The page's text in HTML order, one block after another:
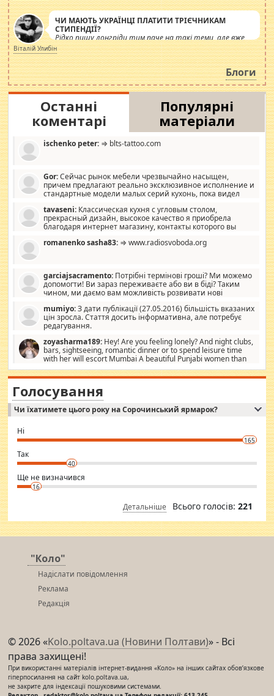
ЧИ МАЮТЬ УКРАЇНЦІ ПЛАТИТИ ТРІЄЧНИКАМ
СТИПЕНДІЇ?
Рідко пишу лонгріди тим паче на такі теми, але вже
просто дістало! Обурюють сьогоднішні інсенуації
навколо стипендіального питання. Штучно
роздувається ще одна соціальна катастрофа.
Віталій Улибін
Блоги
Останні
коментарі
Популярні
матеріали
ischenko peter: ⇒ blts-tattoo.com
Gor:Сейчас рынок мебели чрезвычайно насыщен,
причем предлагают реально эксклюзивное исполнение и
стандартные модели малых серий кухонь, пока видел
стандартные формы, в MebelOk, креативненько и что главное -
со вкусом все в порядке, без ненужных наворотов удорожающих
мебель, а это не последний фактор.
tavaseni: Классическая кухня с угловым столом,
прекрасный дизайн, высокое качество я приобрела
благодаря интернет магазину, контакты которого вы
romanenko sasha83: ⇒ www.radiosvoboda.org
garciajsacramento: Потрібні термінові гроші? Ми можемо
допомогти! Ви зараз переживаєте або ви в біді? Таким
чином, ми даємо вам можливість розвивати нові
допомагати людям, які намагаються дати їм шанс. Кожен
заслуговує на другий шанс, і, оскільки влада не зможе, вони
повинні приймати від інших. Для нас нема багато суми, і зрілість
витрат, а тільки узгоджених сум і нічого іншого. Не чекайте і не
коментуйте цей пост. Введіть суму, яку ви хочете подати, і ми
зв'яжемося з вами з усіма варіантами. зв'яжіться з нами
сьогодні на garciajsacramento@gmail.com Вам потрібні термінові
гроші? Ми можемо допомогти!
mumiyo:З дати публікації (27.05.2016) більшість вказаних
цін зросла. Стаття досить інформативна, але потребує
редагування.
zoyasharma189: Hey! Are you feeling lonely? And night clubs,
bars, sightseeing, romantic dinner or to spend leisure time
with her will escort Mumbai A beautiful Punjabi women than
sexy escort companion in arms that you guys feel like 5 star luxury
hotel had to spend the night in their search for loved solitaire free
woman "Love Solitaire" beautiful figure and shapely body shapes.
Independent escort in Mumbai, truthful, friendly and cheerful girl.
WhatsApp via an easily can see the latest pictures of her body and the
want to meet new people. Sakshi Mirchandani health and figure
conscious in order to keep yourself fit and regularly go to the health
club.
⇒ sakshimirchandani.com
Голосування
Чи їхатимете цього року на Сорочинський ярмарок?
Ні
165
Так
40
Ще не визначився
16
Детальніше Всього голосів: 221
"Коло"
Надіслати повідомлення
Реклама
Редакція
© 2026 «Kolo.poltava.ua (Новини Полтави)» - Всі
права захищені!
При використанні матеріалів інтернет-видання «Коло» на інших сайтах обов’язкове
гіперпосилання на сайт kolo.poltava.ua,
не закрите для індексації пошуковими системами.